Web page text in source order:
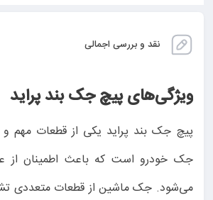
نقد و بررسی اجمالی
ویژگی‌های پیچ جک بند پراید
پیچ جک بند پراید یکی از قطعات مهم
جک خودرو است که باعث اطمینان
می‌شود. جک ماشین از قطعات متعددی